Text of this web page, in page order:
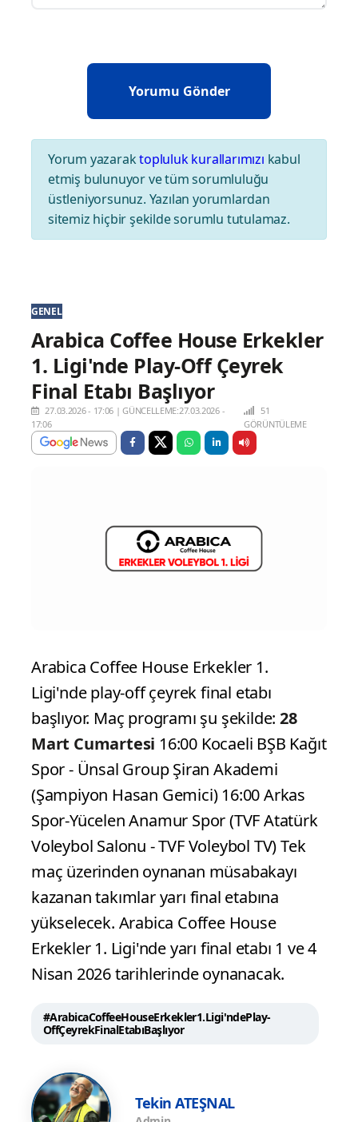
Yorum yazaraktopluluk kurallarımızı kabul
etmiş bulunuyor ve tüm sorumluluğu
üstleniyorsunuz. Yazılan yorumlardan
sitemiz hiçbir şekilde sorumlu tutulamaz.
GENEL
Arabica Coffee House Erkekler
1. Ligi'nde Play-Off Çeyrek
Final Etabı Başlıyor
27.03.2026 - 17:06 |GÜNCELLEME:27.03.2026 -
17:06
51
GÖRÜNTÜLEME
Arabica Coffee House Erkekler 1.
Ligi'nde play-off çeyrek final etabı
başlıyor. Maç programı şu şekilde: 28
Mart Cumartesi 16:00 Kocaeli BŞB Kağıt
Spor - Ünsal Group Şiran Akademi
(Şampiyon Hasan Gemici) 16:00 Arkas
Spor-Yücelen Anamur Spor (TVF Atatürk
Voleybol Salonu - TVF Voleybol TV) Tek
maç üzerinden oynanan müsabakayı
kazanan takımlar yarı final etabına
yükselecek. Arabica Coffee House
Erkekler 1. Ligi'nde yarı final etabı 1 ve 4
Nisan 2026 tarihlerinde oynanacak.
#ArabicaCoffeeHouseErkekler1.Ligi'ndePlay-
OffÇeyrekFinalEtabıBaşlıyor
Tekin ATEŞNAL